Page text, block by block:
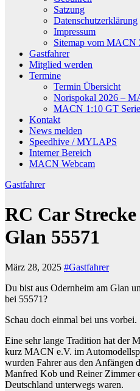
Satzung
Datenschutzerklärung
Impressum
Sitemap vom MACN
Gastfahrer
Mitglied werden
Termine
Termin Übersicht
Norispokal 2026 –
MACN 1:10 GT
Kontakt
News melden
Speedhive / MYLAPS
Interner Bereich
MACN Webcam
Gastfahrer
RC Car
Glan 55571
März 28, 2025 #Gastfahrer
Du bist aus Odernheim am Glan
bei 55571?
Schau doch einmal bei uns vorbei.
Eine sehr lange Tradition hat der
kurz MACN e.V. im
wurden Fahrer aus den Anfängen
Manfred Kob und Reiner Zimmer
Deutschland unterwegs waren.